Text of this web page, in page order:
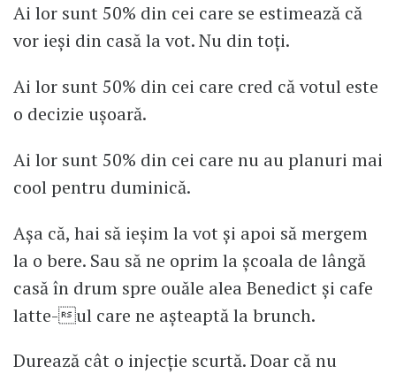
Ai lor sunt 50% din cei care se estimează că
vor ieși din casă la vot. Nu din toți.
Ai lor sunt 50% din cei care cred că votul este
o decizie ușoară.
Ai lor sunt 50% din cei care nu au planuri mai
cool pentru duminică.
Așa că, hai să ieșim la vot și apoi să mergem
la o bere. Sau să ne oprim la școala de lângă
casă în drum spre ouăle alea Benedict și cafe
latte-ul care ne așteaptă la brunch.
Durează cât o injecție scurtă. Doar că nu